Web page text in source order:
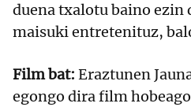
duena txalotu baino ezin
maisuki entretenituz,
Film bat: Eraztunen
egongo dira film